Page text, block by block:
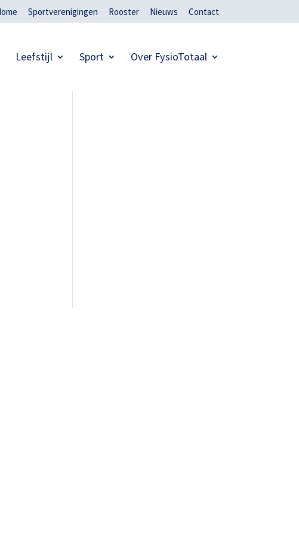
Sportverenigingen Rooster Nieuws Contact
Leefstijl Sport Over FysioTotaal